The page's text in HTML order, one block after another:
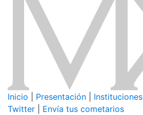
Inicio Presentación Instituciones
Twitter
Envía tus cometarios